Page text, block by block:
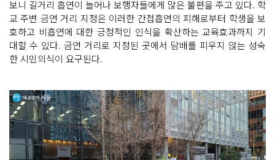
보니 길거리 흡연이 늘어나 보행자들에게 많은 불편을 주고 있다. 학
교 주변 금연 거리 지정은 이러한 간접흡연의 피해로부터 학생을 보
호하고 비흡연에 대한 긍정적인 인식을 확산하는 교육효과까지 기
대할 수 있다. 금연 거리로 지정된 곳에서 담배를 피우지 않는 성숙
한 시민의식이 요구된다.